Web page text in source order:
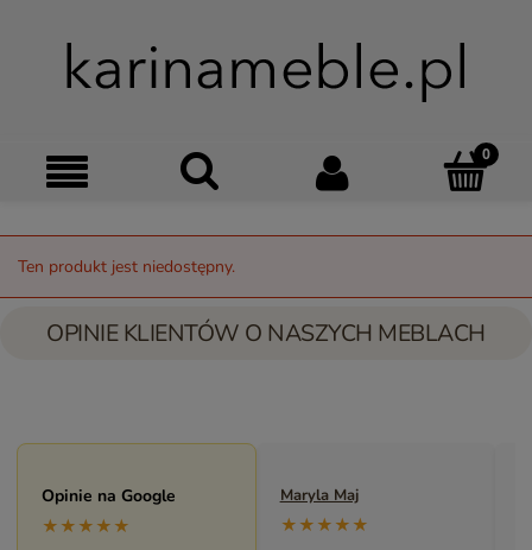
Menu Szukaj Moje
Ten produkt jest niedostępny.
OPINIE KLIENTÓW O NASZYCH MEBLACH
Opinie na Google
★★★★★
Maryla Maj
★★★★★